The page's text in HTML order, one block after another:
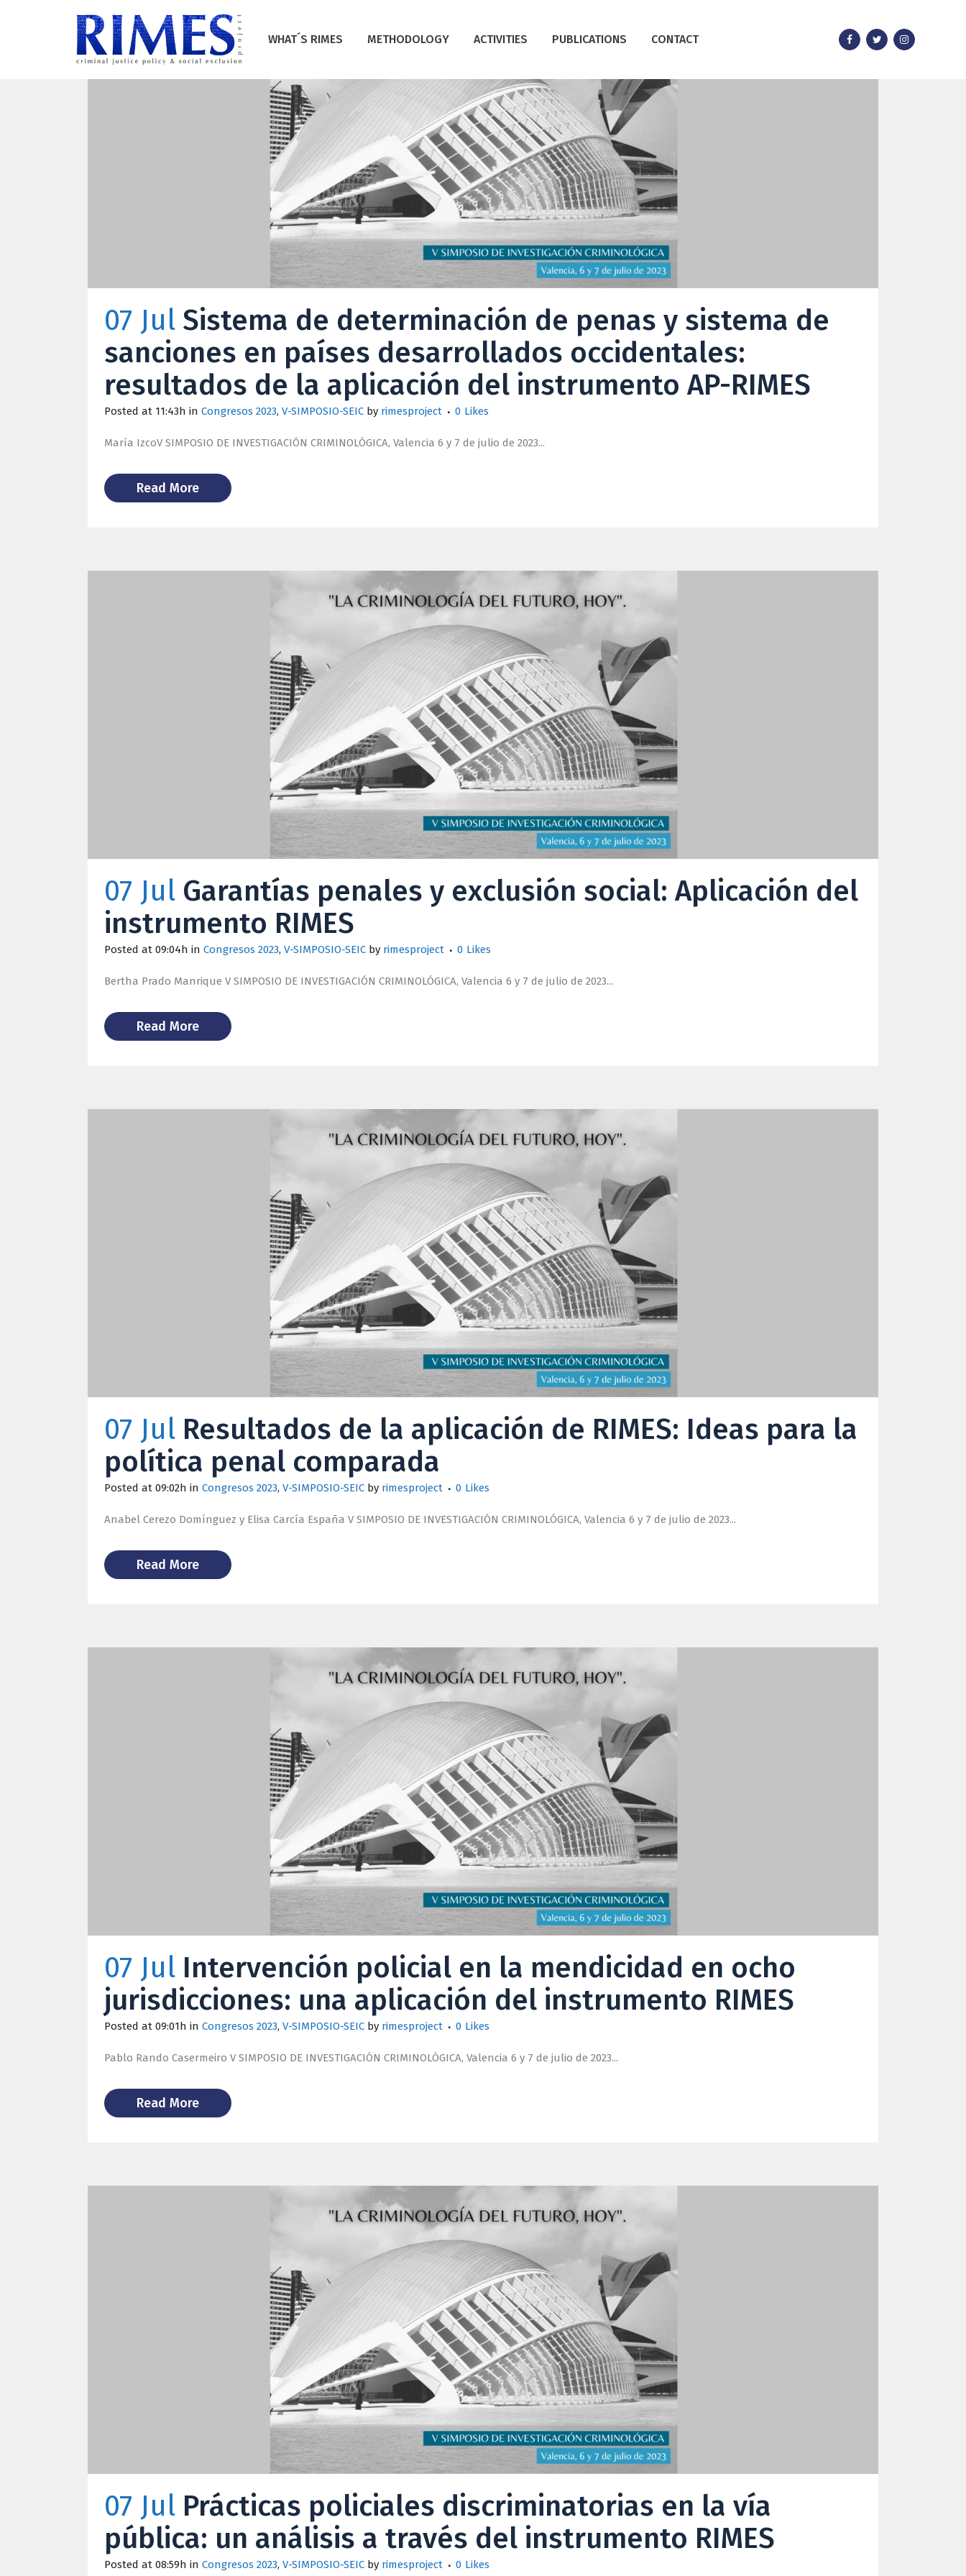
WHAT´S RIMES METHODOLOGY ACTIVITIES PUBLICATIONS CONTACT
07 Jul Sistema de determinación de penas y sistema de
sanciones en países desarrollados occidentales:
resultados de la aplicación del instrumento AP-RIMES
Posted at 11:43h in Congresos 2023, V-SIMPOSIO-SEIC by rimesproject 0 Likes
María IzcoV SIMPOSIO DE INVESTIGACIÓN CRIMINOLÓGICA, Valencia 6 y 7 de julio de 2023...
Read More
07 Jul Garantías penales y exclusión social: Aplicación del
instrumento RIMES
Posted at 09:04h in Congresos 2023, V-SIMPOSIO-SEIC by rimesproject 0 Likes
Bertha Prado Manrique V SIMPOSIO DE INVESTIGACIÓN CRIMINOLÓGICA, Valencia 6 y 7 de julio de 2023...
Read More
07 Jul Resultados de la aplicación de RIMES: Ideas para la
política penal comparada
Posted at 09:02h in Congresos 2023, V-SIMPOSIO-SEIC by rimesproject 0 Likes
Anabel Cerezo Domínguez y Elisa Carcía España V SIMPOSIO DE INVESTIGACIÓN CRIMINOLÓGICA, Valencia 6 y 7 de julio de 2023...
Read More
07 Jul Intervención policial en la mendicidad en ocho
jurisdicciones: una aplicación del instrumento RIMES
Posted at 09:01h in Congresos 2023, V-SIMPOSIO-SEIC by rimesproject 0 Likes
Pablo Rando Casermeiro V SIMPOSIO DE INVESTIGACIÓN CRIMINOLÓGICA, Valencia 6 y 7 de julio de 2023...
Read More
07 Jul Prácticas policiales discriminatorias en la vía
pública: un análisis a través del instrumento RIMES
Posted at 08:59h in Congresos 2023, V-SIMPOSIO-SEIC by rimesproject 0 Likes